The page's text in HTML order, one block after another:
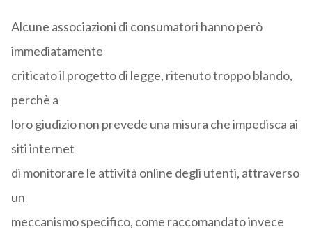
Alcune associazioni di consumatori hanno però
immediatamente
criticato il progetto di legge, ritenuto troppo blando,
perchè a
loro giudizio non prevede una misura che impedisca ai
siti internet
di monitorare le attività online degli utenti, attraverso
un
meccanismo specifico, come raccomandato invece